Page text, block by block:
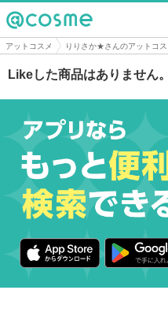
@cosme
アットコスメ りりさか★さんのアットコス
Likeした商品はありません。